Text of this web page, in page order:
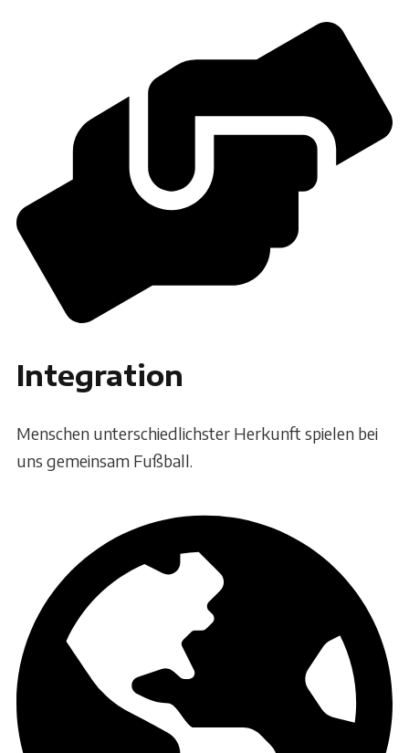
Integration
Menschen unterschiedlichster Herkunft spielen bei
uns gemeinsam Fußball.